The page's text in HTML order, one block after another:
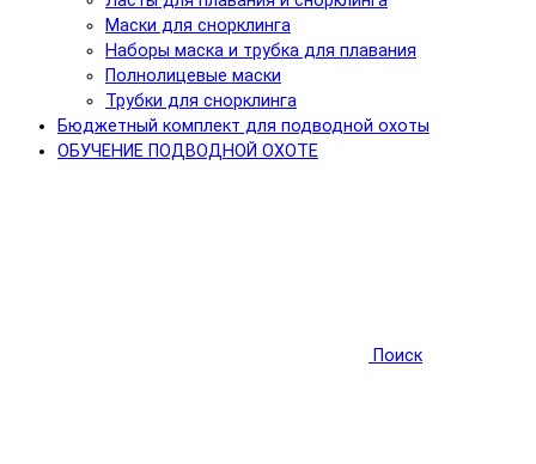
Маски для снорклинга
Наборы маска и трубка для плавания
Полнолицевые маски
Трубки для снорклинга
Бюджетный комплект для подводной охоты
ОБУЧЕНИЕ ПОДВОДНОЙ ОХОТЕ
Поиск